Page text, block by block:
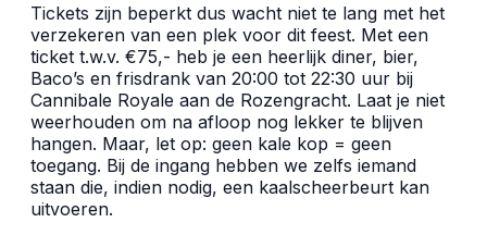
Tickets zijn beperkt dus wacht niet te lang met het
verzekeren van een plek voor dit feest. Met een
ticket t.w.v. €75,- heb je een heerlijk diner, bier,
Baco’s en frisdrank van 20:00 tot 22:30 uur bij
Cannibale Royale aan de Rozengracht. Laat je niet
weerhouden om na afloop nog lekker te blijven
hangen. Maar, let op: geen kale kop = geen
toegang. Bij de ingang hebben we zelfs iemand
staan die, indien nodig, een kaalscheerbeurt kan
uitvoeren.